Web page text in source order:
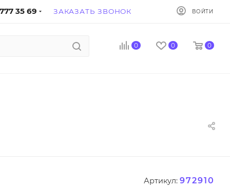
35 69 ЗАКАЗАТЬ ЗВОНОК ВОЙТИ
0 0 0
Артикул: 972910